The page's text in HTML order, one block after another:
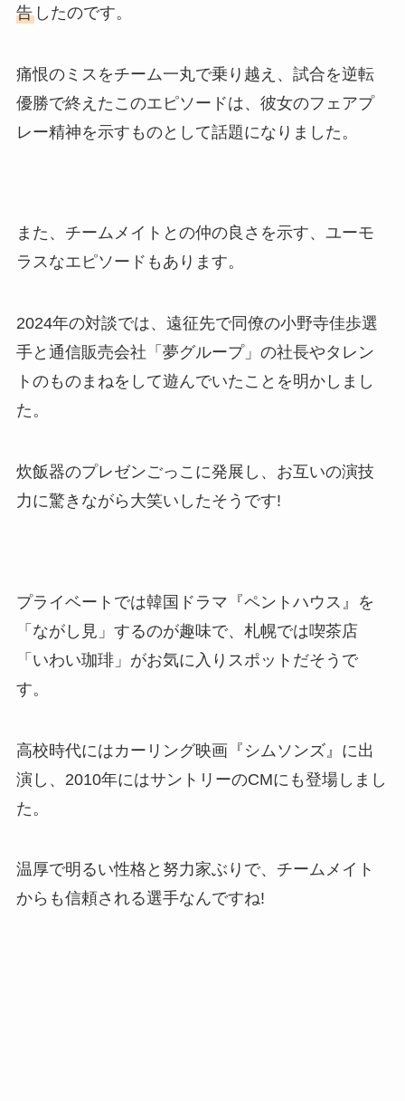
告したのです。
痛恨のミスをチーム一丸で乗り越え、試合を逆転
優勝で終えたこのエピソードは、彼女のフェアプ
レー精神を示すものとして話題になりました。
また、チームメイトとの仲の良さを示す、ユーモ
ラスなエピソードもあります。
2024年の対談では、遠征先で同僚の小野寺佳歩選
手と通信販売会社「夢グループ」の社長やタレン
トのものまねをして遊んでいたことを明かしまし
た。
炊飯器のプレゼンごっこに発展し、お互いの演技
力に驚きながら大笑いしたそうです!
プライベートでは韓国ドラマ『ペントハウス』を
「ながし見」するのが趣味で、札幌では喫茶店
「いわい珈琲」がお気に入りスポットだそうで
す。
高校時代にはカーリング映画『シムソンズ』に出
演し、2010年にはサントリーのCMにも登場しまし
た。
温厚で明るい性格と努力家ぶりで、チームメイト
からも信頼される選手なんですね!